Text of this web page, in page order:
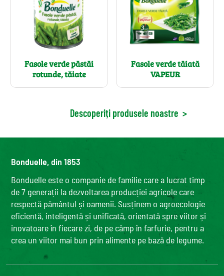
Fasole verde păstăi
rotunde, tăiate
Fasole verde tăiată
VAPEUR
Descoperiți produsele noastre >
Bonduelle, din 1853
Bonduelle este o companie de familie care a lucrat timp
de 7 generații la dezvoltarea producției agricole care
respectă pământul și oamenii. Susținem o agroecologie
eficientă, inteligentă și unificată, orientată spre viitor și
inovatoare în fiecare zi, de pe câmp în farfurie, pentru a
crea un viitor mai bun prin alimente pe bază de legume.